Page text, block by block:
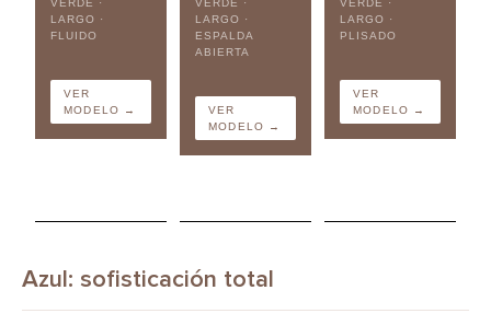
VERDE ·
LARGO ·
FLUIDO
VER
MODELO →
VERDE ·
LARGO ·
ESPALDA
ABIERTA
VER
MODELO →
VERDE ·
LARGO ·
PLISADO
VER
MODELO →
Azul: sofisticación total